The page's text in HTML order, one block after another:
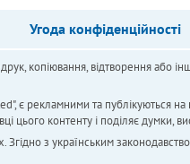
Угода конфіденційності
копіювання, відтворення або
є рекламними та публікуються
контенту і поділяє думки,
з українським